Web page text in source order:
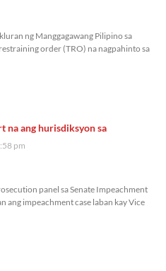
ng Manggagawang Pilipino sa
order (TRO) na nagpahinto sa
na ang hurisdiksyon sa
pm
panel sa Senate Impeachment
ang impeachment case laban kay Vice